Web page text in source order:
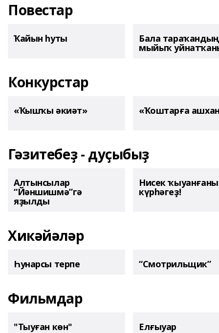
Повестар
Ҡайын һуты Бала тараҡандың
мыйыҡ
Конкурстар
«Ҡышҡы әкиәт» «Ҡоштарға
Гәзитебеҙ - дуҫыбыҙ
Алтынсылар
“Йәншишмә”гә
яҙылды
Нисек
күрһәгеҙ!
Хикәйәләр
Һунарсы терпе “Смотрильщик”
Фильмдар
"Тыуған көн" Елғыуар